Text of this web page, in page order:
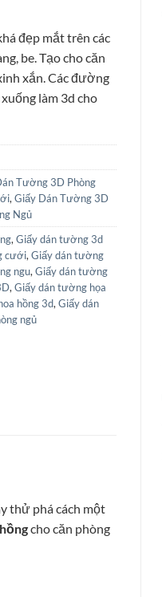
đẹp mắt trên các
be. Tạo cho căn
xắn. Các đường
làm 3d cho
Tường 3D Phòng
, Giấy Dán Tường 3D
Ngủ
, Giấy dán tường 3d
cưới, Giấy dán tường
ngu, Giấy dán tường
, Giấy dán tường họa
hồng 3d, Giấy dán
ngủ
thử phá cách một
cho căn phòng